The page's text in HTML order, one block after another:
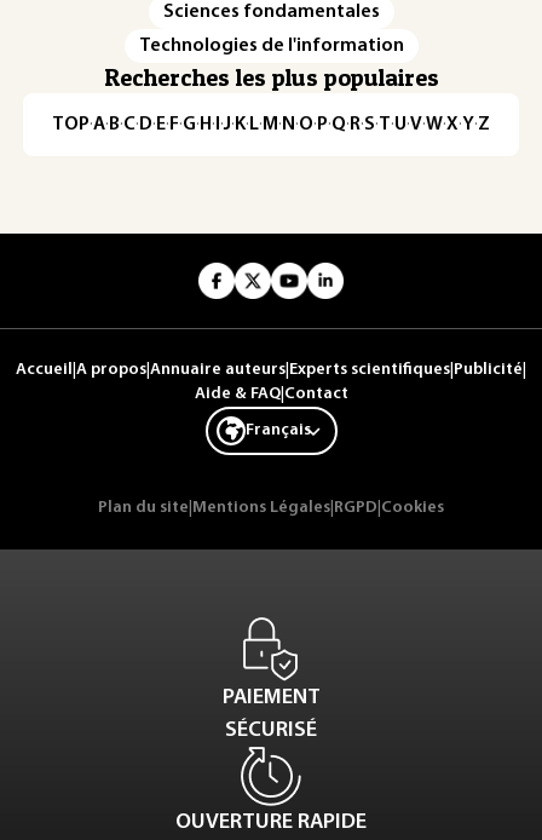
Sciences fondamentales
Technologies de l'information
Recherches les plus populaires
TOP·A·B·C· D· E· F·G· H · ·J· K· L· M · N ·O· P·Q· R·S·T·U·V·W·X·Y·Z
Accueil A propos Annuaire auteurs Experts scientifiques Publicité
Aide & FAQ| Contact
Français
Plan du site Mentions Légales RGPD Cookies
PAIEMENT
SÉCURISÉ
OUVERTURE RAPIDE